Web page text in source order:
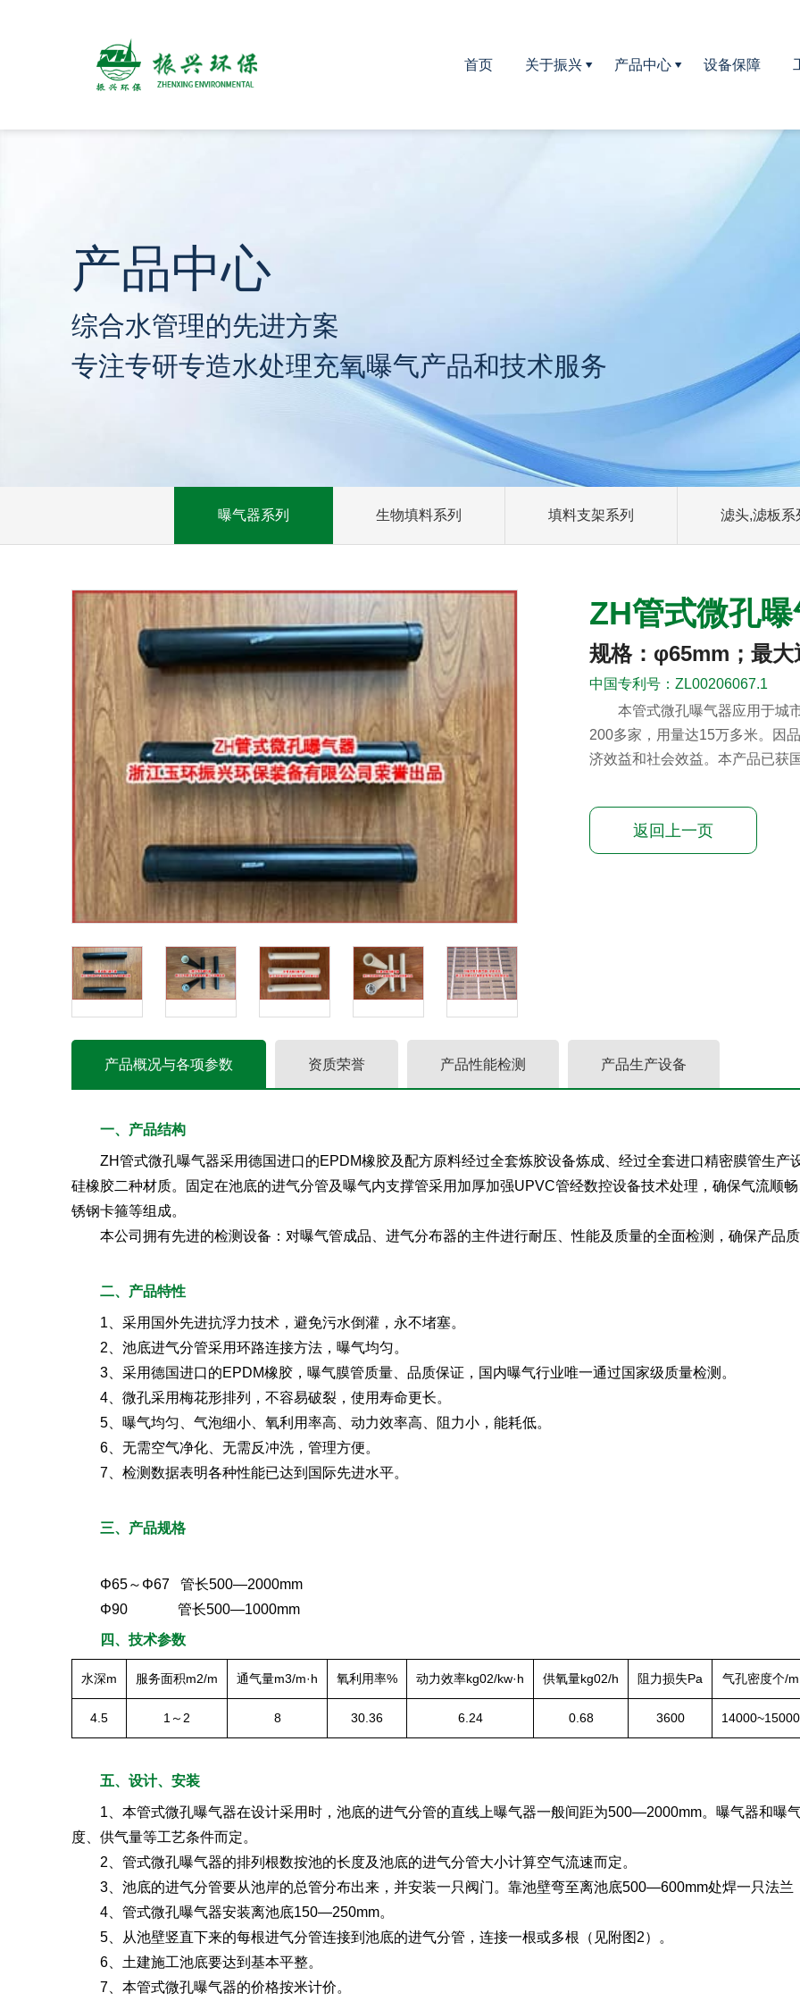
首页 关于振兴 产品中心 设备保障
产品中心
综合水管理的先进方案
专注专研专造水处理充氧曝气产品和技术服务
曝气器系列 生物填料系列 填料支架系列 滤头,滤板系
ZH管式微孔
规格：φ65mm；最大
中国专利号：ZL00206067.1
本管式微孔曝气器应用于城市
200多家，用量达15万多米。因
济效益和社会效益。本产品已获
返回上一页
产品概况与各项参数 资质荣誉 产品性能检测 产品生产设备
一、产品结构
ZH管式微孔曝气器采用德国进口的EPDM橡胶及配方原料经过全套炼胶设备炼成、经过全套进口精密膜管生
硅橡胶二种材质。固定在池底的进气分管及曝气内支撑管采用加厚加强UPVC管经数控设备技术处理，确保气流顺
锈钢卡箍等组成。
本公司拥有先进的检测设备：对曝气管成品、进气分布器的主件进行耐压、性能及质量的全面检测，确保产品
二、产品特性
1、采用国外先进抗浮力技术，避免污水倒灌，永不堵塞。
2、池底进气分管采用环路连接方法，曝气均匀。
3、采用德国进口的EPDM橡胶，曝气膜管质量、品质保证，国内曝气行业唯一通过国家级质量检测。
4、微孔采用梅花形排列，不容易破裂，使用寿命更长。
5、曝气均匀、气泡细小、氧利用率高、动力效率高、阻力小，能耗低。
6、无需空气净化、无需反冲洗，管理方便。
7、检测数据表明各种性能已达到国际先进水平。
三、产品规格
Φ65～Φ67 管长500—2000mm
Φ90 管长500—1000mm
四、技术参数
水深m 服务面积m2/m 通气量m3/m·h 氧利用率% 动力效率kg02/kw·h 供氧量kg02/h 阻力损失Pa 气孔密度个/m
4.5 1～2 8 30.36 6.24 0.68 3600 14000~15000
五、设计、安装
1、本管式微孔曝气器在设计采用时，池底的进气分管的直线上曝气器一般间距为500—2000mm。曝气器和
度、供气量等工艺条件而定。
2、管式微孔曝气器的排列根数按池的长度及池底的进气分管大小计算空气流速而定。
3、池底的进气分管要从池岸的总管分布出来，并安装一只阀门。靠池壁弯至离池底500—600mm处焊一只法
4、管式微孔曝气器安装离池底150—250mm。
5、从池壁竖直下来的每根进气分管连接到池底的进气分管，连接一根或多根（见附图2）。
6、土建施工池底要达到基本平整。
7、本管式微孔曝气器的价格按米计价。